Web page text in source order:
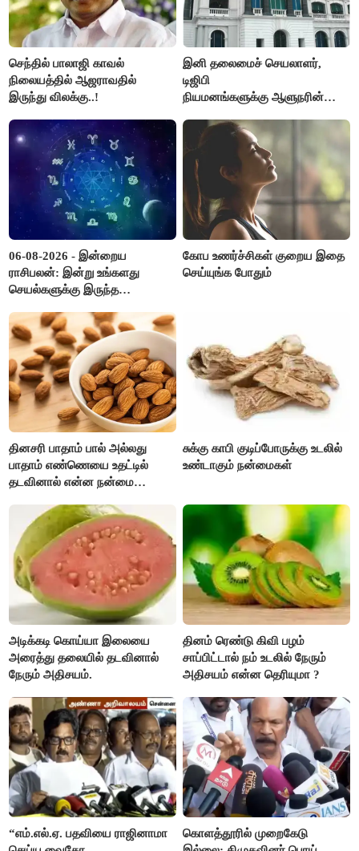
செந்தில் பாலாஜி காவல்
நிலையத்தில் ஆஜராவதில்
இருந்து விலக்கு..!
இனி தலைமைச் செயலாளர்,
டிஜிபி
நியமனங்களுக்கு ஆளுநரின்
தமிழ்நாடு அரசு அதிரடி..!
06-08-2026 - இன்றைய
ராசிபலன்: இன்று உங்களது
செயல்களுக்கு இருந்த
எதிர்பார்த்த உதவிகள் கிடைக்கும்.
பணவரத்து கூடும்..!
கோப உணர்ச்சிகள் குறைய இதை
செய்யுங்க போதும்
தினசரி பாதாம் பால் அல்லது
பாதாம் எண்ணெயை உதட்டில்
தடவினால் என்ன நன்மை
சுக்கு காபி குடிப்போருக்கு உடலில்
உண்டாகும் நன்மைகள்
அடிக்கடி கொய்யா இலையை
அரைத்து தலையில் தடவினால்
நேரும் அதிசயம்.
தினம் ரெண்டு கிவி பழம்
சாப்பிட்டால் நம் உடலில் நேரும்
அதிசயம் என்ன தெரியுமா ?
“எம்.எல்.ஏ. பதவியை ராஜினாமா
கொளத்தூரில் முறைகேடு